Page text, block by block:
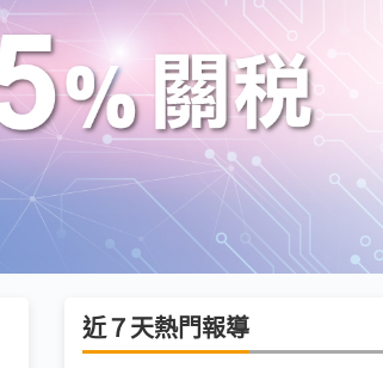
近７天熱門報導